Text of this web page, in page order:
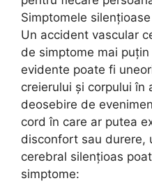
Simptomele
Un accident vascular
de simptome mai
evidente poate fi
creierului și corpului în
deosebire de
cord în care ar putea
disconfort sau durere,
cerebral silențioas
simptome: